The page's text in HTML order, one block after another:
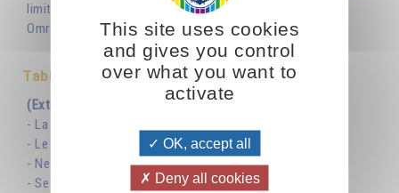
limites. »
Omraam Mikhaël Aïvanhov
Table des matières
(Extraits)
- La science de la vie est seule essentielle
- Le réveil, importance de cet instant
- Ne pas rester devant une porte fermée
- Se détendre, trois exercices
This site uses cookies
and gives you control
over what you want to
activate
OK, accept all
Deny all cookies